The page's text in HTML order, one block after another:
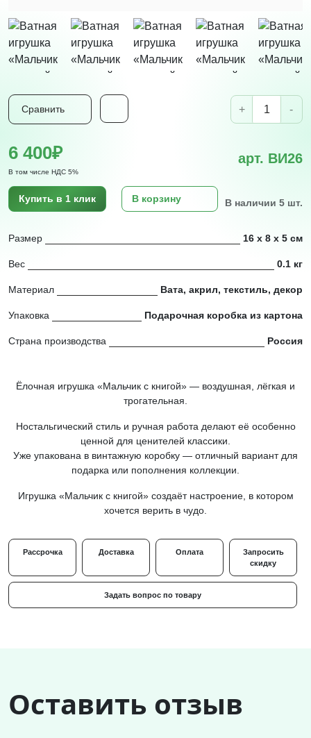
Сравнить + -
6 400₽
В том числе НДС 5%
арт. ВИ26
Купить в 1 клик В корзину В наличии 5 шт.
Размер 16 х 8 х 5 см
Вес 0.1 кг
Материал Вата, акрил, текстиль, декор
Упаковка Подарочная коробка из картона
Страна производства Россия
Ёлочная игрушка «Мальчик с книгой» — воздушная, лёгкая и
трогательная.
Ностальгический стиль и ручная работа делают её особенно
ценной для ценителей классики.
Уже упакована в винтажную коробку — отличный вариант для
подарка или пополнения коллекции.
Игрушка «Мальчик с книгой» создаёт настроение, в котором
хочется верить в чудо.
Рассрочка Доставка Оплата
Запросить
скидку
Задать вопрос по товару
Оставить отзыв